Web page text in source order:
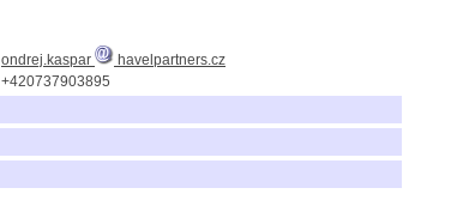
ondrej.kaspar
havelpartners.cz
+420737903895